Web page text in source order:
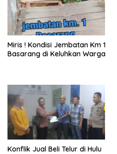
Miris ! Kondisi Jembatan Km 1
Basarang di Keluhkan Warga
Konflik Jual Beli Telur di Hulu